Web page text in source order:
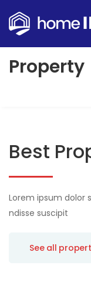
Property
Best
Lorem ipsum dolor
ndisse suscipit
See all